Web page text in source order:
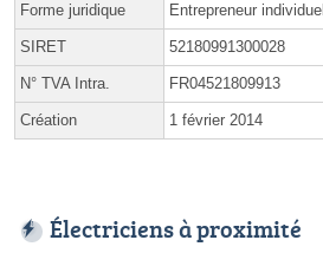
Forme juridique Entrepreneur individuel
SIRET 52180991300028
N° TVA Intra. FR04521809913
Création 1 février 2014
Électriciens à proximité